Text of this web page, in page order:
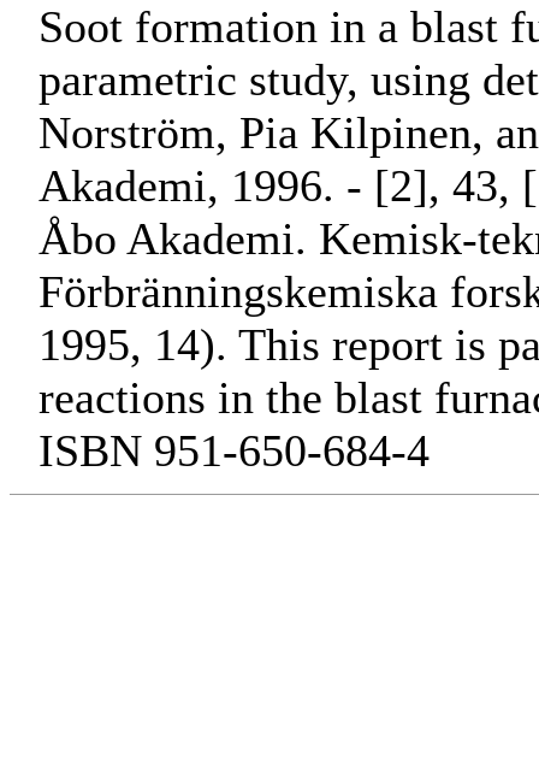
Soot formation in a blast
parametric study, using
Norström, Pia Kilpinen,
Akademi, 1996. - [2], 43,
Åbo Akademi. Kemisk-
Förbränningskemiska
1995, 14). This report is
reactions in the blast
ISBN 951-650-684-4